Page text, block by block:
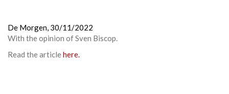
De Morgen, 30/11/2022
With the opinion of Sven Biscop.
Read the articlehere.